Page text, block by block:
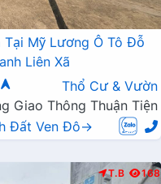
Tại Mỹ Lương Ô Tô Đỗ
Liên Xã
Thổ Cư & Vườn
Giao Thông Thuận Tiện
Đất Ven Đô→
T.B 168